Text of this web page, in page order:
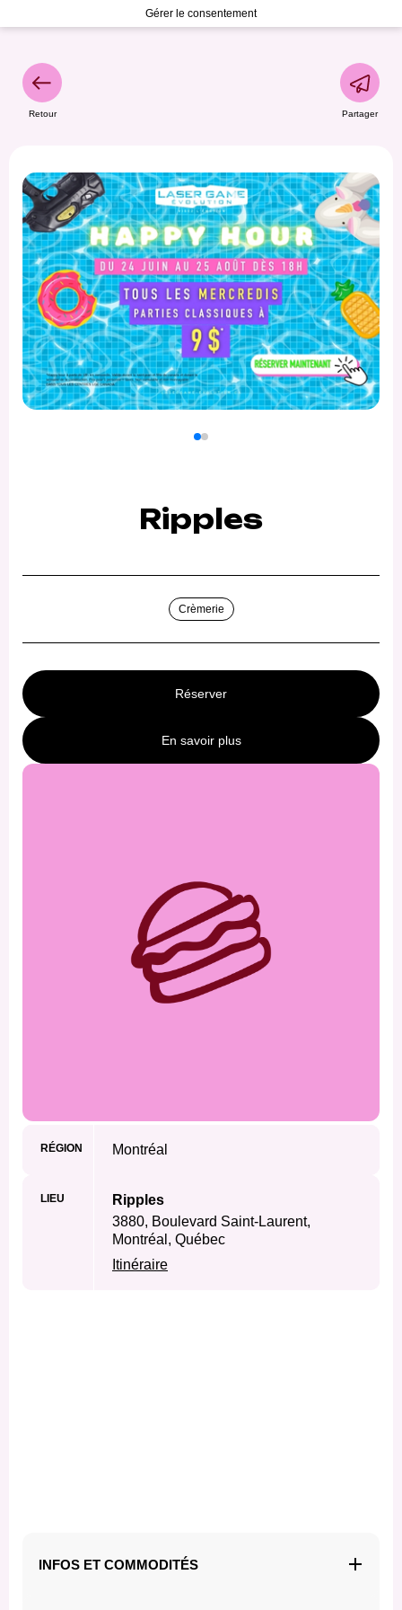
Gérer le consentement
Retour Partager
Ripples
Crèmerie
Réserver
En savoir plus
RÉGION Montréal
LIEU
Ripples
3880, Boulevard Saint-Laurent,
Montréal, Québec
Itinéraire
INFOS ET COMMODITÉS